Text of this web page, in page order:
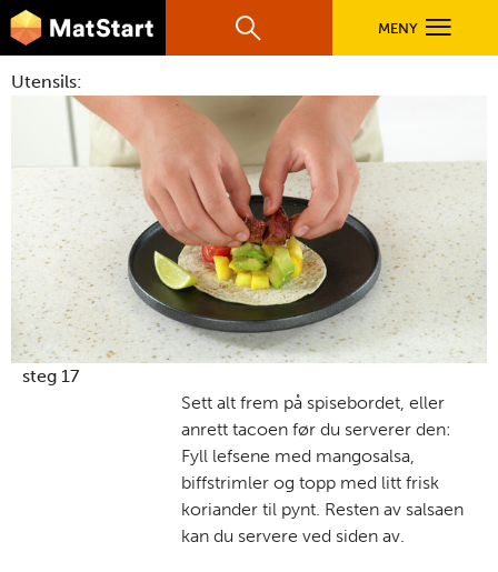
Hopp til hovedinnhold
hovednavigasjonsmobilversjon
MatStart
Søk MENY
OPPSKRIFTER
FILM
FØR DU STARTER
LÆR MER
TIL DE VOKSNE
Utensils:
steg 17
Sett alt frem på spisebordet, eller
anrett tacoen før du serverer den:
Fyll lefsene med mangosalsa,
biffstrimler og topp med litt frisk
koriander til pynt. Resten av salsaen
kan du servere ved siden av.